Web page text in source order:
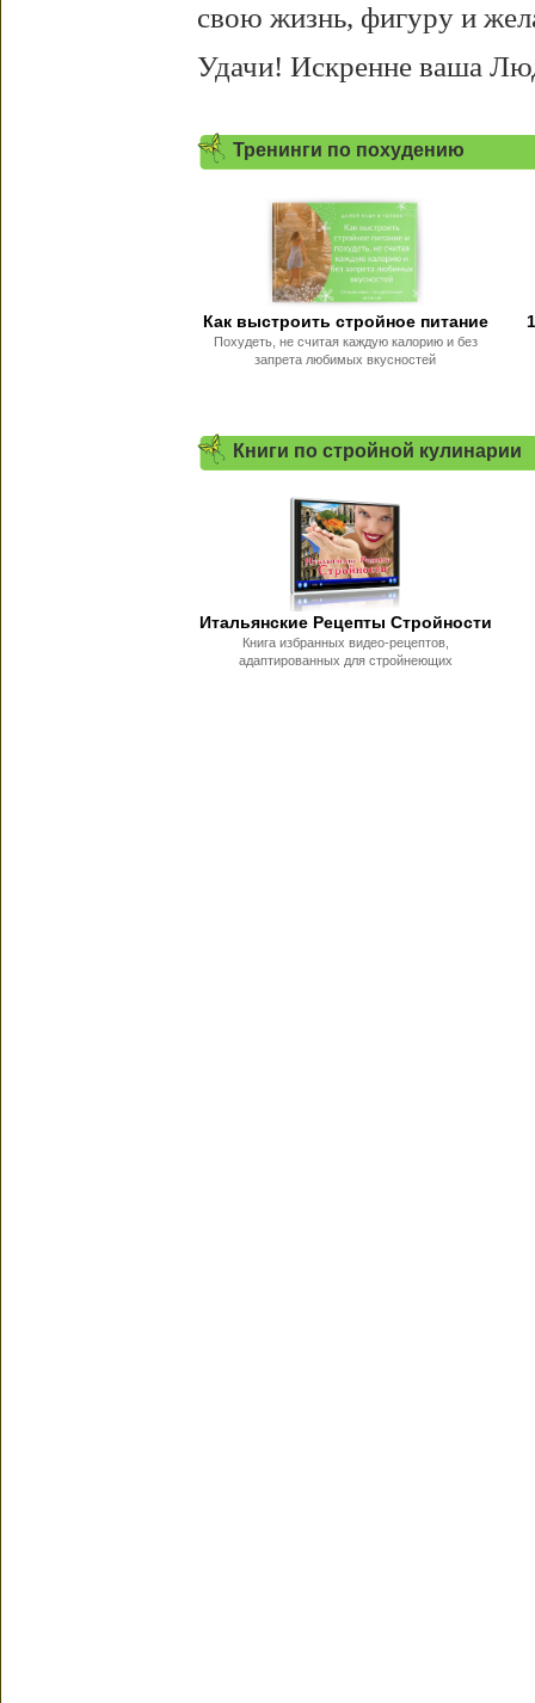
свою жизнь, фигуру и
Удачи! Искренне ваша
Тренинги по похудению
Как выстроить стройное питание
Похудеть, не считая каждую калорию и без
запрета любимых вкусностей
Книги по стройной кулинарии
Итальянские Рецепты Стройности
Книга избранных видео-рецептов,
адаптированных для стройнеющих